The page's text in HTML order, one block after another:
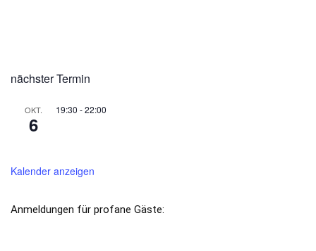
nächster Termin
OKT.
6
19:30 -22:00
Kalender anzeigen
Anmeldungen für profane Gäste: